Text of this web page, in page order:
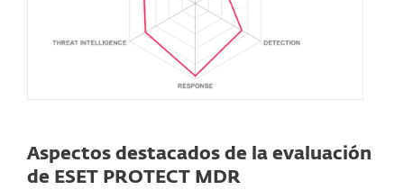
Aspectos destacados de la evaluación
de ESET PROTECT MDR